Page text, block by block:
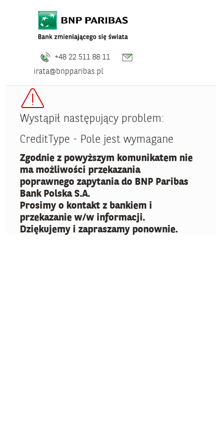
+48 22 511 88 11
irata@bnpparibas.pl
Wystąpił następujący problem:
CreditType - Pole jest wymagane
Zgodnie z powyższym komunikatem nie
ma możliwości przekazania
poprawnego zapytania do BNP Paribas
Bank Polska S.A.
Prosimy o kontakt z bankiem i
przekazanie w/w informacji.
Dziękujemy i zapraszamy ponownie.